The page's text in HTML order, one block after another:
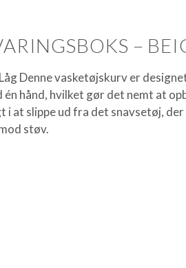
–
Denne vasketøjskurv er
én hånd, hvilket gør det nemt at
i at slippe ud fra det snavsetøj,
støv.